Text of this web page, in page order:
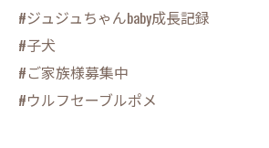
#ジュジュちゃんbaby成長記録
#子犬
#ご家族様募集中
#ウルフセーブルポメ